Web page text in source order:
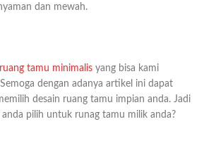
dan mewah.
tamu minimalis yang bisa kami
dengan adanya artikel ini dapat
desain ruang tamu impian anda. Jadi
anda pilih untuk runag tamu milik anda?